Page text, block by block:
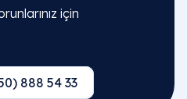
için
888 54 33